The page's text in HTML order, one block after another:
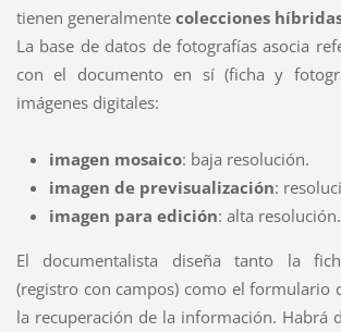
tienen generalmente colecciones
La base de datos de fotografías asocia
con el documento en sí (ficha y
imágenes digitales:
imagen mosaico: baja resolución.
imagen de previsualización:
imagen para edición: alta resolución.
El documentalista diseña tanto la
(registro con campos) como el formulario
la recuperación de la información. Habrá